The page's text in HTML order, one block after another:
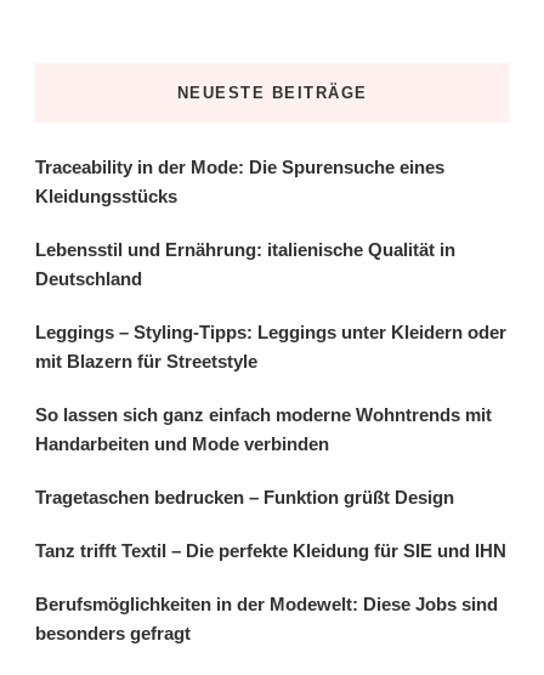
NEUESTE BEITRÄGE
Traceability in der Mode: Die Spurensuche eines
Kleidungsstücks
Lebensstil und Ernährung: italienische Qualität in
Deutschland
Leggings – Styling-Tipps: Leggings unter Kleidern oder
mit Blazern für Streetstyle
So lassen sich ganz einfach moderne Wohntrends mit
Handarbeiten und Mode verbinden
Tragetaschen bedrucken – Funktion grüßt Design
Tanz trifft Textil – Die perfekte Kleidung für SIE und IHN
Berufsmöglichkeiten in der Modewelt: Diese Jobs sind
besonders gefragt